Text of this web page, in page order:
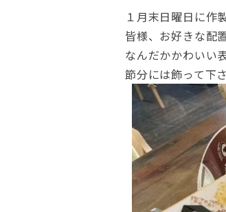
１月末日曜日に作
皆様、お好きな配
なんだかかわいい
節分には飾って下